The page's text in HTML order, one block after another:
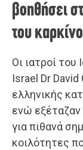
βοηθήσει
του
Οι ιατροί του
Israel Dr
ελληνικής
ενώ
για πιθανά
κοιλότητες